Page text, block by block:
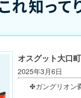
オスグット大口町
2025年3月6日
✤ガングリオン